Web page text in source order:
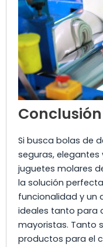
Conclusión
Si busca bolas de
seguras, elegantes
juguetes molares
la solución
funcionalidad y un
ideales tanto para
mayoristas. Tanto
productos para el